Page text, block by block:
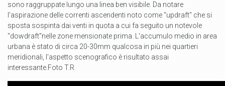
sono raggruppate lungo una linea ben visibile. Da notare
l'aspirazione delle correnti ascendenti noto come "updraft" che si
sposta sospinta dai venti in quota a cui fa seguito un notevole
"dowdraft"nelle zone mensionate prima. L'accumulo medio in area
urbana è stato di circa 20-30mm qualcosa in più nei quartieri
meridionali, l'aspetto scenografico è risultato assai
interessante.Foto T.R